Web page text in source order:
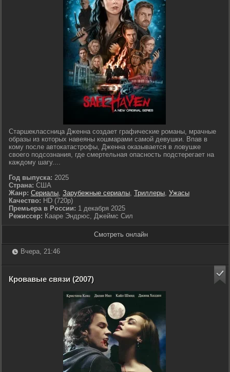
Старшеклассница Дженна создает графические романы, мрачные
образы из которых навеяны кошмарами самой девушки. Впав в
кому после автокатастрофы, Дженна оказывается в ловушке
своего подсознания, где смертельная опасность подстерегает на
каждому шагу....
Год выпуска: 2025
Страна: США
Жанр: Сериалы, Зарубежные сериалы, Триллеры, Ужасы
Качество: HD (720p)
Премьера в России: 1 декабря 2025
Режиссер: Кааре Эндрюс, Джеймс Сил
Смотреть онлайн
Вчера, 21:46
Кровавые связи (2007)